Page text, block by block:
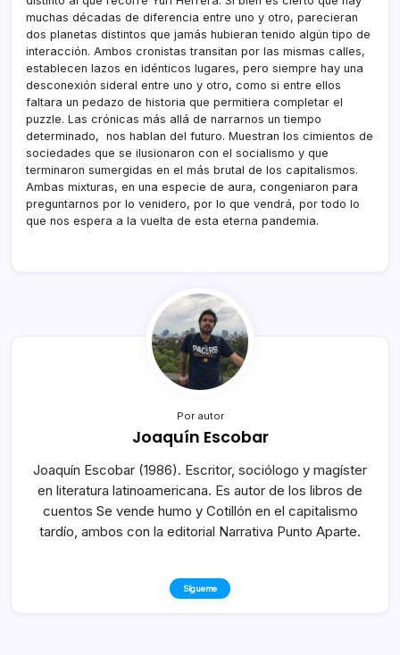
muchas décadas de diferencia entre uno y otro, parecieran
dos planetas distintos que jamás hubieran tenido algún tipo de
interacción. Ambos cronistas transitan por las mismas calles,
establecen lazos en idénticos lugares, pero siempre hay una
desconexión sideral entre uno y otro, como si entre ellos
faltara un pedazo de historia que permitiera completar el
puzzle. Las crónicas más allá de narrarnos un tiempo
determinado, nos hablan del futuro. Muestran los cimientos de
sociedades que se ilusionaron con el socialismo y que
terminaron sumergidas en el más brutal de los capitalismos.
Ambas mixturas, en una especie de aura, congeniaron para
preguntarnos por lo venidero, por lo que vendrá, por todo lo
que nos espera a la vuelta de esta eterna pandemia.
Por autor
Joaquín Escobar
Joaquín Escobar (1986). Escritor, sociólogo y magíster
en literatura latinoamericana. Es autor de los libros de
cuentos Se vende humo y Cotillón en el capitalismo
tardío, ambos con la editorial Narrativa Punto Aparte.
Sígueme